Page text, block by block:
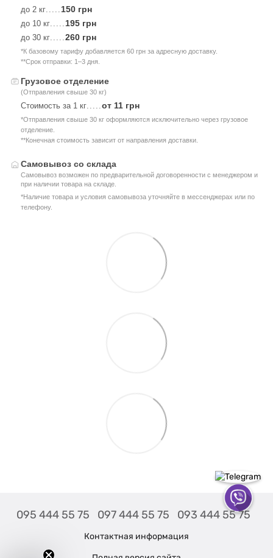
до 2 кг 150 грн
до 10 кг 195 грн
до 30 кг 260 грн
*К базовому тарифу добавляется 60 грн за адресную доставку.
**Срок отправки: 1–3 дня.
Грузовое отделение
(Отправления свыше 30 кг)
Стоимость за 1 кг от 11 грн
*Отправления свыше 30 кг оформляются исключительно через грузовое
отделение.
**Конечная стоимость зависит от направления доставки.
Самовывоз со склада
Самовывоз возможен по предварительной договоренности с менеджером и
при наличии товара на складе.
*Наличие товара и условия самовывоза уточняйте в мессенджерах или по
телефону.
095 444 55 75 097 444 55 75 093 444 55 75
Контактная информация